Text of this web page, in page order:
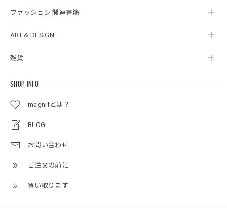
ファッション 関連書籍
ART & DESIGN
雑貨
SHOP INFO
magnifとは？
BLOG
お問い合わせ
ご注文の前に
買い取ります